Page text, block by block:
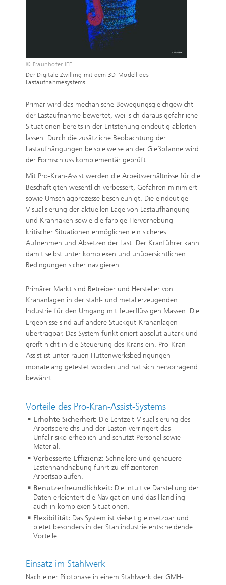
© Fraunhofer IFF
Der Digitale Zwilling mit dem 3D-Modell des
Lastaufnahmesystems.
Primär wird das mechanische Bewegungsgleichgewicht
der Lastaufnahme bewertet, weil sich daraus gefährliche
Situationen bereits in der Entstehung eindeutig ableiten
lassen. Durch die zusätzliche Beobachtung der
Lastaufhängungen beispielweise an der Gießpfanne wird
der Formschluss komplementär geprüft.
Mit Pro-Kran-Assist werden die Arbeitsverhältnisse für die
Beschäftigten wesentlich verbessert, Gefahren minimiert
sowie Umschlagprozesse beschleunigt. Die eindeutige
Visualisierung der aktuellen Lage von Lastaufhängung
und Kranhaken sowie die farbige Hervorhebung
kritischer Situationen ermöglichen ein sicheres
Aufnehmen und Absetzen der Last. Der Kranführer kann
damit selbst unter komplexen und unübersichtlichen
Bedingungen sicher navigieren.
Primärer Markt sind Betreiber und Hersteller von
Krananlagen in der stahl- und metallerzeugenden
Industrie für den Umgang mit feuerflüssigen Massen. Die
Ergebnisse sind auf andere Stückgut-Krananlagen
übertragbar. Das System funktioniert absolut autark und
greift nicht in die Steuerung des Krans ein. Pro-Kran-
Assist ist unter rauen Hüttenwerksbedingungen
monatelang getestet worden und hat sich hervorragend
bewährt.
Vorteile des Pro-Kran-Assist-Systems
Erhöhte Sicherheit: Die Echtzeit-Visualisierung des
Arbeitsbereichs und der Lasten verringert das
Unfallrisiko erheblich und schützt Personal sowie
Material.
Verbesserte Effizienz: Schnellere und genauere
Lastenhandhabung führt zu effizienteren
Arbeitsabläufen.
Benutzerfreundlichkeit: Die intuitive Darstellung der
Daten erleichtert die Navigation und das Handling
auch in komplexen Situationen.
Flexibilität: Das System ist vielseitig einsetzbar und
bietet besonders in der Stahlindustrie entscheidende
Vorteile.
Einsatz im Stahlwerk
Nach einer Pilotphase in einem Stahlwerk der GMH-